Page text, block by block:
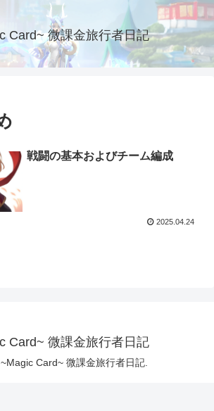
Card~ 微課金旅行者日記
戦闘の基本およびチーム編成
2025.04.24
Card~ 微課金旅行者日記
Card~ 微課金旅行者日記.